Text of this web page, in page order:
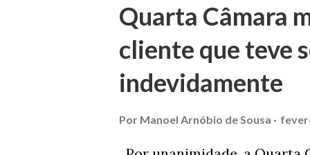
marido apresentou as
débito no valor de cerca de
para custear um piano dado
Quarta Câmara
cliente que teve
indevidamente
Por Manoel Arnóbio de Sousa